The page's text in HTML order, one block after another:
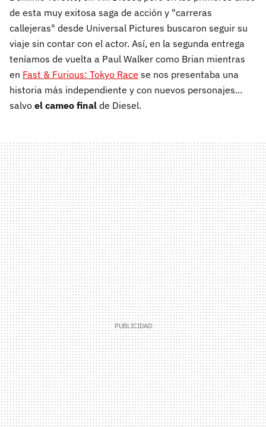
de esta muy exitosa saga de acción y "carreras
callejeras" desde Universal Pictures buscaron seguir su
viaje sin contar con el actor. Así, en la segunda entrega
teníamos de vuelta a Paul Walker como Brian mientras
en Fast & Furious: Tokyo Race se nos presentaba una
historia más independiente y con nuevos personajes...
salvo el cameo final de Diesel.